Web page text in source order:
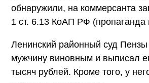
обнаружили, на коммерсанта
1 ст. 6.13 КоАП РФ (пропаганда
Ленинский районный суд Пензы
мужчину виновным и выписал
тысяч рублей. Кроме того, у